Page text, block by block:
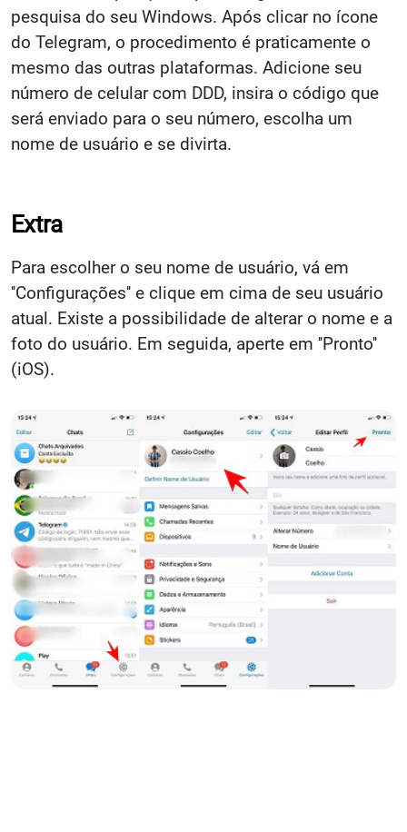
pesquisa do seu Windows. Após clicar no ícone
do Telegram, o procedimento é praticamente o
mesmo das outras plataformas. Adicione seu
número de celular com DDD, insira o código que
será enviado para o seu número, escolha um
nome de usuário e se divirta.
Extra
Para escolher o seu nome de usuário, vá em
''Configurações'' e clique em cima de seu usuário
atual. Existe a possibilidade de alterar o nome e a
foto do usuário. Em seguida, aperte em ''Pronto''
(iOS).